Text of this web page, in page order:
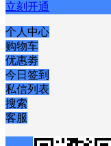
立刻开通
个人中心
购物车
优惠劵
今日签到
私信列表
搜索
客服